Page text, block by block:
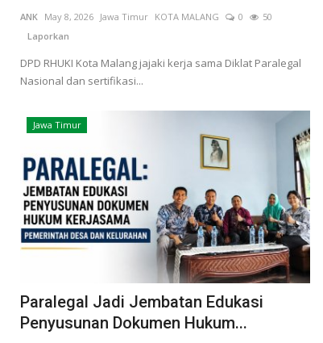
ANK May 8, 2026 Jawa Timur KOTA MALANG 0
50
Laporkan
DPD RHUKI Kota Malang jajaki kerja sama Diklat Paralegal
Nasional dan sertifikasi...
Jawa Timur
Paralegal Jadi Jembatan Edukasi
Penyusunan Dokumen Hukum...